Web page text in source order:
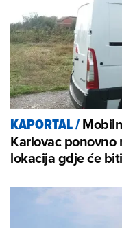
KAPORTAL/
Karlovac
lokacija gdje će